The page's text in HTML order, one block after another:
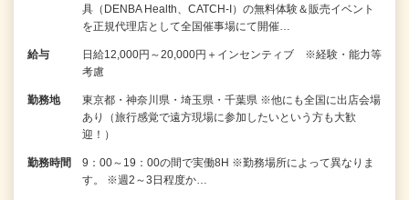
具（DENBA Health、CATCH-I）の無料体験＆販売イベント
を正規代理店として全国催事場にて開催…
給与
日給12,000円～20,000円＋インセンティブ ※経験・能力等
考慮
勤務地
東京都・神奈川県・埼玉県・千葉県 ※他にも全国に出店会場
あり（旅行感覚で遠方現場に参加したいという方も大歓
迎！）
勤務時間
9：00～19：00の間で実働8H ※勤務場所によって異なりま
す。 ※週2～3日程度か…